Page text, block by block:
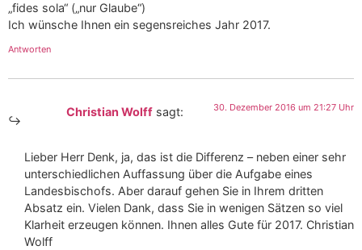
„fides sola“ („nur Glaube“)
Ich wünsche Ihnen ein segensreiches Jahr 2017.
Antworten
Christian Wolff sagt: 30. Dezember 2016 um 21:27 Uhr
Lieber Herr Denk, ja, das ist die Differenz – neben einer sehr
unterschiedlichen Auffassung über die Aufgabe eines
Landesbischofs. Aber darauf gehen Sie in Ihrem dritten
Absatz ein. Vielen Dank, dass Sie in wenigen Sätzen so viel
Klarheit erzeugen können. Ihnen alles Gute für 2017. Christian
Wolff